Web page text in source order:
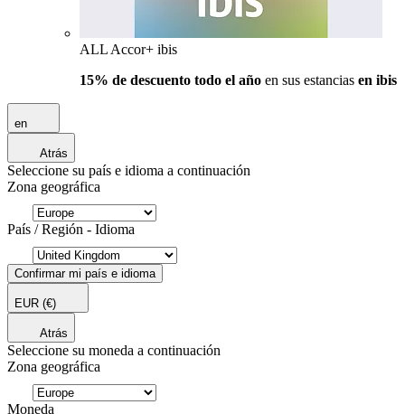
ALL Accor+ ibis
15% de descuento todo el año en sus estancias en ibis
en
Atrás
Seleccione su país e idioma a continuación
Zona geográfica
País / Región - Idioma
Confirmar mi país e idioma
EUR (€)
Atrás
Seleccione su moneda a continuación
Zona geográfica
Moneda